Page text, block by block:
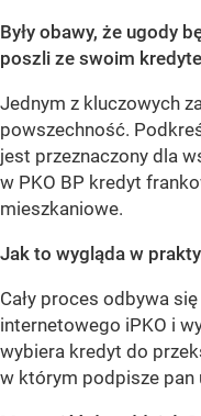
Były obawy, że ugody
poszli ze swoim
Jednym z kluczowych
powszechność.
jest przeznaczony dla
w PKO BP kredyt
mieszkaniowe.
Jak to wygląda w
Cały proces odbywa
internetowego iPKO i
wybiera kredyt do
w którym podpisze pan